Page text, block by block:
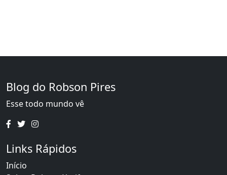
Blog do Robson Pires
Esse todo mundo vê
Links Rápidos
Início